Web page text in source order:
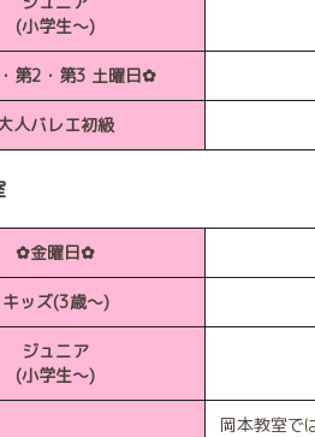
(小学生～)
第2・第3 土曜日✿
人バレエ初級
✿金曜日✿
キッズ(3歳～)
ジュニア
(小学生～)
岡本教室で